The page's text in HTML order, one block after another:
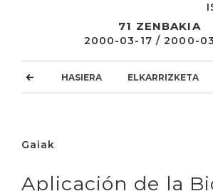
71 ZENBAKIA
2000-03-17 / 2000-
HASIERA ELKARRIZKETA
Gaiak
Aplicación de la